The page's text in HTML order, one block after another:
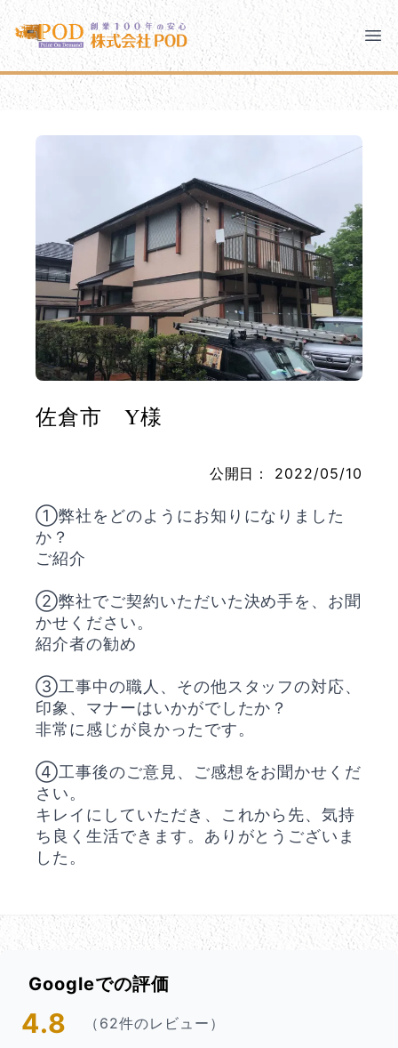
メインコンテンツにスキップ
株式会社ペイント・オン・デマンド
千葉の外壁塗装・屋根塗装なら創業100年の安心 ペイン
株式会社ペイント・オン・デマンド
モバイルメニュー
PODのまちづくり 安心の取り組み
お問い合わせ
佐倉市 Y様
公開日： 2022/05/10
①弊社をどのようにお知りになりました
か？
ご紹介
②弊社でご契約いただいた決め手を、お聞
かせください。
紹介者の勧め
③工事中の職人、その他スタッフの対応、
印象、マナーはいかがでしたか？
非常に感じが良かったです。
④工事後のご意見、ご感想をお聞かせくだ
さい。
キレイにしていただき、これから先、気持
ち良く生活できます。ありがとうございま
した。
Googleでの評価
4.8 （62件のレビュー）